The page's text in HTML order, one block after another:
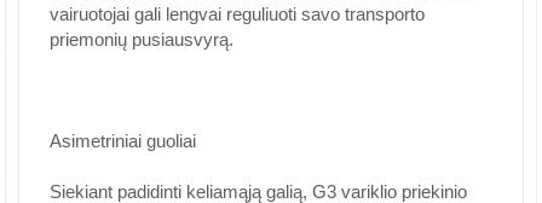
vairuotojai gali lengvai reguliuoti savo transporto
priemonių pusiausvyrą.
Asimetriniai guoliai
Siekiant padidinti keliamąją galią, G3 variklio priekinio